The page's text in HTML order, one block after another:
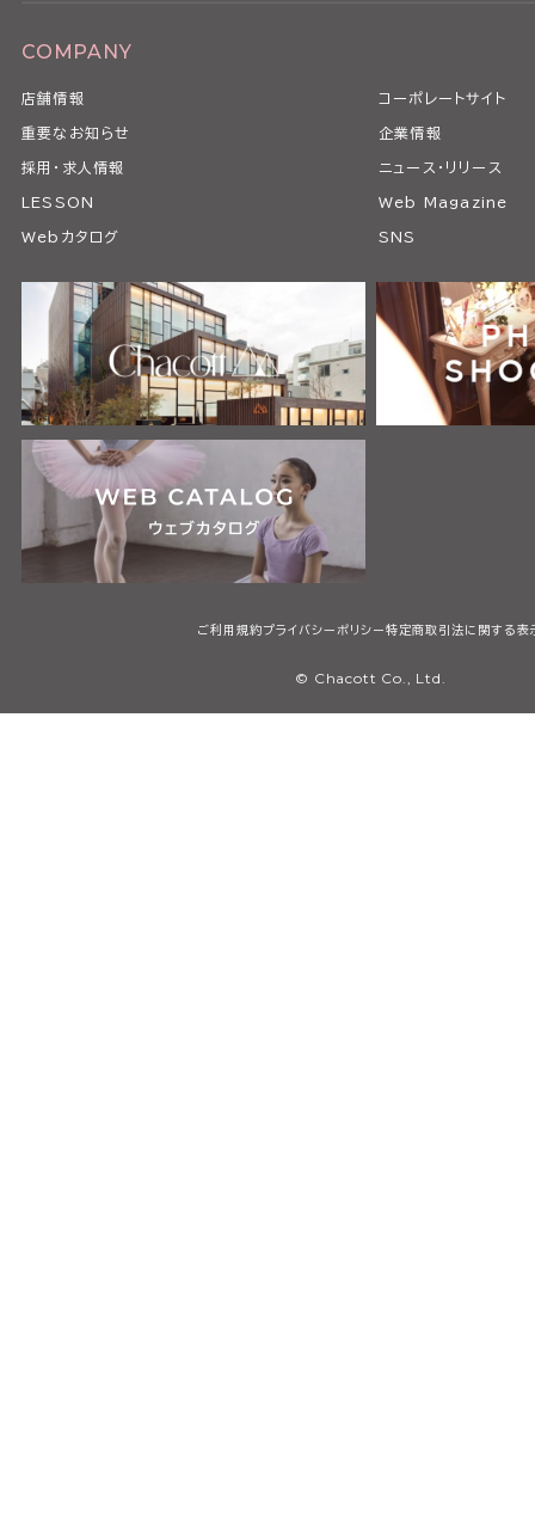
COMPANY
店舗情報 コーポレートサイト
重要なお知らせ 企業情報
採用・求人情報 ニュース・リリース
LESSON Web Magazine
Webカタログ SNS
ご利用規約プライバシーポリシー特定商取引法に関する表
© Chacott Co., Ltd.